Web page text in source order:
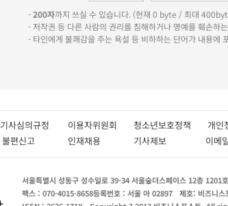
-200자까지 쓰실 수 있습니다. (현재 0 byte / 최대
- 저작권 등 다른 사람의 권리를 침해하거나 명예를 훼손하
- 타인에게 불쾌감을 주는 욕설 등 비하하는 단어가 내용에
기사심의규정 이용자위원회 청소년보호정책 개
불편신고 인재채용 기사제보 이메
서울특별시 성동구 성수일로 39-34 서울숲더스페이스 12층 1201
팩스 : 070-4015-8658등록번호 : 서울 아 02897 제호: 비즈니스